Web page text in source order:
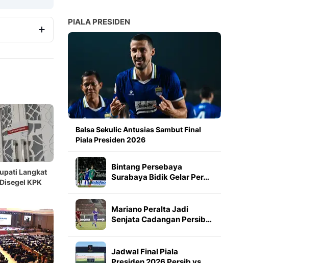
Langkat
KPK
PIALA PRESIDEN
Balsa Sekulic Antusias Sambut Final
Piala Presiden 2026
Bintang Persebaya
Surabaya Bidik Gelar Per…
Mariano Peralta Jadi
Senjata Cadangan Persib…
Jadwal Final Piala